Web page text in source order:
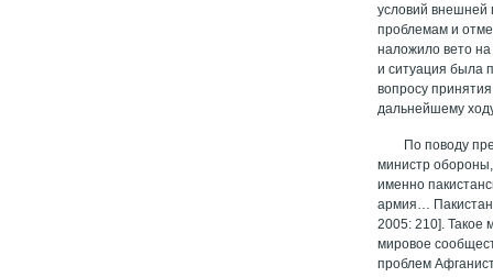
условий внешней
проблемам и
наложило вето
и ситуация была
вопросу
дальнейшему
По поводу
министр
именно
армия… Пакистан
2005: 210]. Такое
мировое
проблем